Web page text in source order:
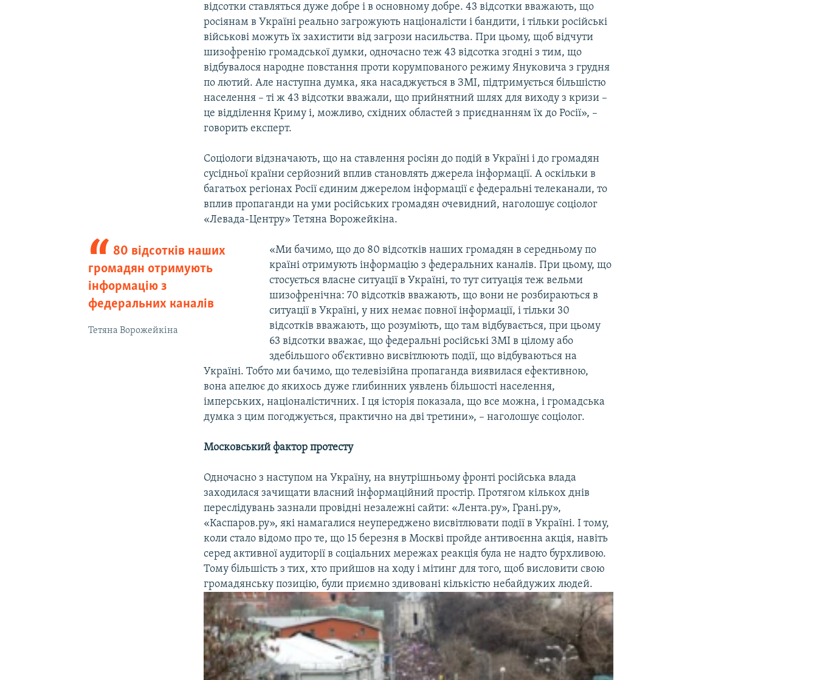
відсотки ставляться дуже добре і в основному добре. 43 відсотки вважають, що
росіянам в Україні реально загрожують націоналісти і бандити, і тільки російські
військові можуть їх захистити від загрози насильства. При цьому, щоб відчути
шизофренію громадської думки, одночасно теж 43 відсотка згодні з тим, що
відбувалося народне повстання проти корумпованого режиму Януковича з грудня
по лютий. Але наступна думка, яка насаджується в ЗМІ, підтримується більшістю
населення – ті ж 43 відсотки вважали, що прийнятний шлях для виходу з кризи –
це відділення Криму і, можливо, східних областей з приєднанням їх до Росії», –
говорить експерт.
Соціологи відзначають, що на ставлення росіян до подій в Україні і до громадян
сусідньої країни серйозний вплив становлять джерела інформації. А оскільки в
багатьох регіонах Росії єдиним джерелом інформації є федеральні телеканали, то
вплив пропаганди на уми російських громадян очевидний, наголошує соціолог
«Левада-Центру» Тетяна Ворожейкіна.
80 відсотків наших
громадян отримують
інформацію з
федеральних каналів
Тетяна Ворожейкіна
«Ми бачимо, що до 80 відсотків наших громадян в середньому по
країні отримують інформацію з федеральних каналів. При цьому, що
стосується власне ситуації в Україні, то тут ситуація теж вельми
шизофренічна: 70 відсотків вважають, що вони не розбираються в
ситуації в Україні, у них немає повної інформації, і тільки 30
відсотків вважають, що розуміють, що там відбувається, при цьому
63 відсотки вважає, що федеральні російські ЗМІ в цілому або
здебільшого об’єктивно висвітлюють події, що відбуваються на
Україні. Тобто ми бачимо, що телевізійна пропаганда виявилася ефективною,
вона апелює до якихось дуже глибинних уявлень більшості населення,
імперських, націоналістичних. І ця історія показала, що все можна, і громадська
думка з цим погоджується, практично на дві третини», – наголошує соціолог.
Московський фактор протесту
Одночасно з наступом на Україну, на внутрішньому фронті російська влада
заходилася зачищати власний інформаційний простір. Протягом кількох днів
переслідувань зазнали провідні незалежні сайти: «Лента.ру», Грані.ру»,
«Каспаров.ру», які намагалися неупереджено висвітлювати події в Україні. І тому,
коли стало відомо про те, що 15 березня в Москві пройде антивоєнна акція, навіть
серед активної аудиторії в соціальних мережах реакція була не надто бурхливою.
Тому більшість з тих, хто прийшов на ходу і мітинг для того, щоб висловити свою
громадянську позицію, були приємно здивовані кількістю небайдужих людей.